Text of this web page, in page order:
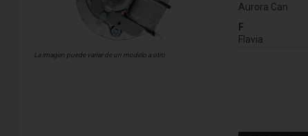
La imagen puede variar de un modelo a otro
Aurora Can.
F
Flavia